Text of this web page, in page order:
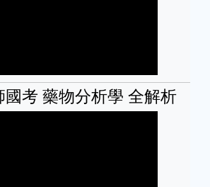
國考 藥物分析學 全解析